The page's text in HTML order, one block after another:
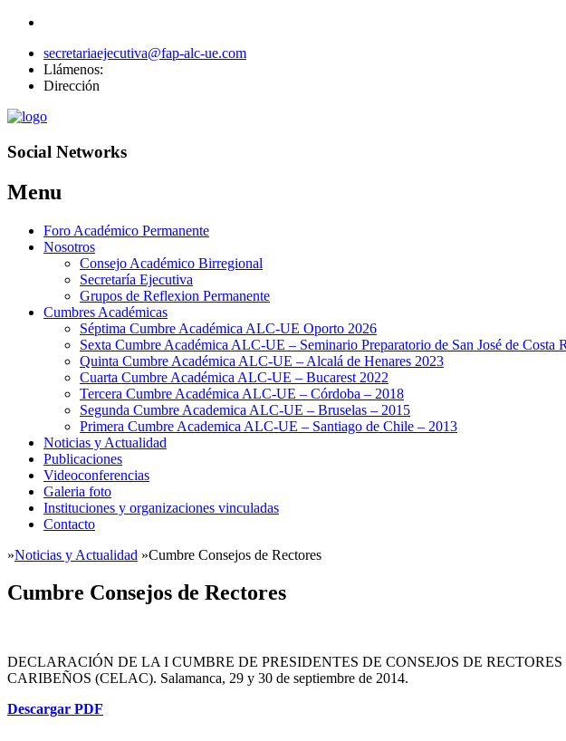
secretariaejecutiva@fap-alc-ue.com
Llámenos:
Dirección
Social Networks
Menu
Skip
Foro Académico Permanente
Nosotros
Consejo Académico Birregional
Secretaría Ejecutiva
Grupos de Reflexion Permanente
Cumbres Académicas
Séptima Cumbre Académica ALC-UE Oporto 2026
Sexta Cumbre Académica ALC-UE – Seminario Preparatorio de San José de Costa
Quinta Cumbre Académica ALC-UE – Alcalá de Henares 2023
Cuarta Cumbre Académica ALC-UE – Bucarest 2022
Tercera Cumbre Académica ALC-UE – Córdoba – 2018
Segunda Cumbre Academica ALC-UE – Bruselas – 2015
Primera Cumbre Academica ALC-UE – Santiago de Chile – 2013
Noticias y Actualidad
Publicaciones
Videoconferencias
Galeria foto
Instituciones y organizaciones vinculadas
Contacto
»Noticias y Actualidad »Cumbre Consejos de Rectores
Cumbre Consejos de Rectores
DECLARACIÓN DE LA I CUMBRE DE PRESIDENTES DE CONSEJOS DE
CARIBEÑOS (CELAC). Salamanca, 29 y 30 de septiembre de 2014.
Descargar PDF